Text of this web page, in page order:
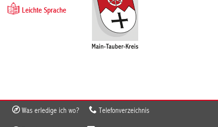
Leichte Sprache
Was erledige ich wo? Telefonverzeichnis